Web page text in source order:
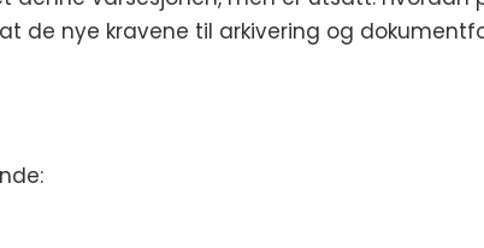
de nye kravene til arkivering og